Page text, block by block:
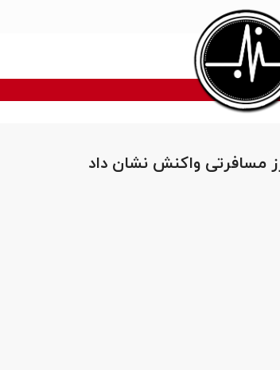
مسافرتی واکنش نشان داد